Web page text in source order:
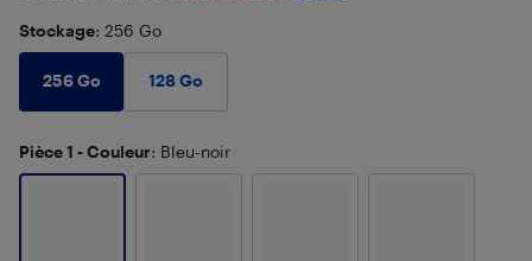
Stockage: 256 Go
256 Go 128 Go
Pièce 1 - Couleur: Bleu-noir